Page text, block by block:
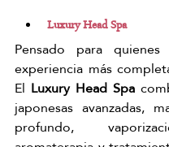
Luxury Head Spa
Pensado para
experiencia más
El Luxury Head Spa
japonesas avanzadas,
profundo,